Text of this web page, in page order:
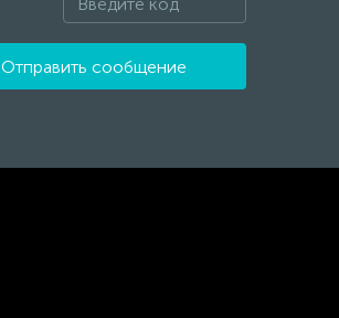
Отправить сообщение